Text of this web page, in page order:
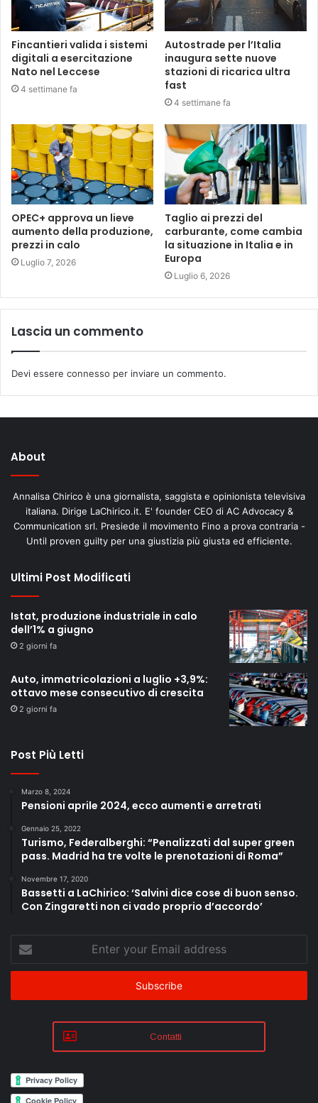
Fincantieri valida i sistemi
digitali a esercitazione
Nato nel Leccese
4 settimane fa
Autostrade per l’Italia
inaugura sette nuove
stazioni di ricarica ultra
fast
4 settimane fa
OPEC+ approva un lieve
aumento della produzione,
prezzi in calo
Luglio 7, 2026
Taglio ai prezzi del
carburante, come cambia
la situazione in Italia e in
Europa
Luglio 6, 2026
Lascia un commento
Devi essere connesso per inviare un commento.
About
Annalisa Chirico è una giornalista, saggista e opinionista televisiva
italiana. Dirige LaChirico.it. E' founder CEO di AC Advocacy &
Communication srl. Presiede il movimento Fino a prova contraria -
Until proven guilty per una giustizia più giusta ed efficiente.
Ultimi Post Modificati
Istat, produzione industriale in calo
dell’1% a giugno
2 giorni fa
Auto, immatricolazioni a luglio +3,9%:
ottavo mese consecutivo di crescita
2 giorni fa
Post Più Letti
Marzo 8, 2024
Pensioni aprile 2024, ecco aumenti e arretrati
Gennaio 25, 2022
Turismo, Federalberghi: “Penalizzati dal super green
pass. Madrid ha tre volte le prenotazioni di Roma”
Novembre 17, 2020
Bassetti a LaChirico: ‘Salvini dice cose di buon senso.
Con Zingaretti non ci vado proprio d’accordo’
your
Email
Contatti